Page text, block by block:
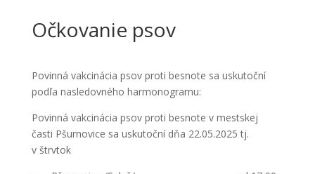
Očkovanie psov
Povinná vakcinácia psov proti besnote sa uskutoční
podľa nasledovného harmonogramu:
Povinná vakcinácia psov proti besnote v mestskej
časti Pšurnovice sa uskutoční dňa 22.05.2025 tj.
v štrvtok